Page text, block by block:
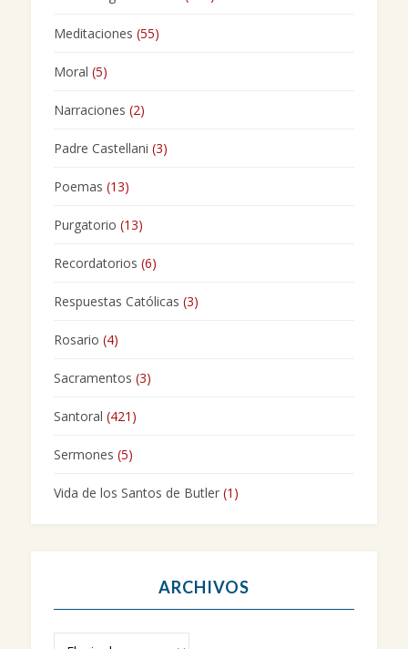
Meditaciones (55)
Moral (5)
Narraciones (2)
Padre Castellani (3)
Poemas (13)
Purgatorio (13)
Recordatorios (6)
Respuestas Católicas (3)
Rosario (4)
Sacramentos (3)
Santoral (421)
Sermones (5)
Vida de los Santos de Butler(1)
ARCHIVOS